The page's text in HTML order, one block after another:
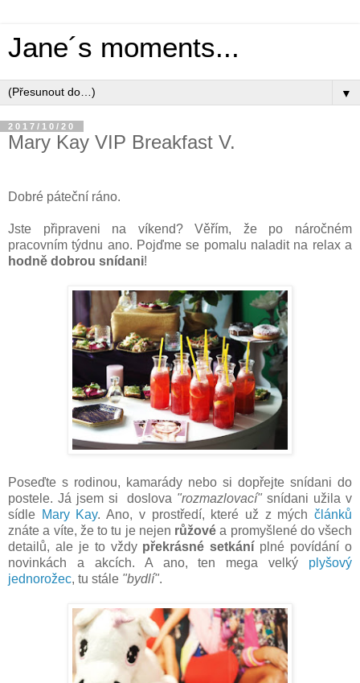
Jane´s moments...
▼
2017/10/20
Mary Kay VIP Breakfast V.
Dobré páteční ráno.
Jste připraveni na víkend? Věřím, že po náročném
pracovním týdnu ano. Pojďme se pomalu naladit na relax a
hodně dobrou snídani!
Poseďte s rodinou, kamarády nebo si dopřejte snídani do
postele. Já jsem si doslova "rozmazlovací" snídani užila v
sídle Mary Kay. Ano, v prostředí, které už z mýchčlánků
znáte a víte, že to tu je nejen růžové a promyšlené do všech
detailů, ale je to vždy překrásné setkání plné povídání o
novinkách a akcích. A ano, ten mega velký plyšový
jednorožec, tu stále "bydlí".